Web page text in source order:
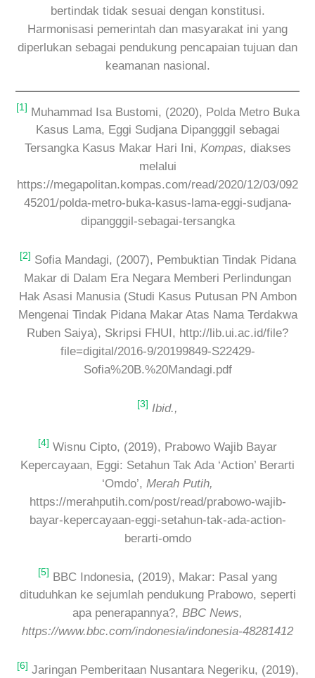
bertindak tidak sesuai dengan konstitusi.
Harmonisasi pemerintah dan masyarakat ini yang
diperlukan sebagai pendukung pencapaian tujuan dan
keamanan nasional.
[1] Muhammad Isa Bustomi, (2020), Polda Metro Buka
Kasus Lama, Eggi Sudjana Dipangggil sebagai
Tersangka Kasus Makar Hari Ini, Kompas, diakses
melalui
https://megapolitan.kompas.com/read/2020/12/03/092
45201/polda-metro-buka-kasus-lama-eggi-sudjana-
dipangggil-sebagai-tersangka
[2] Sofia Mandagi, (2007), Pembuktian Tindak Pidana
Makar di Dalam Era Negara Memberi Perlindungan
Hak Asasi Manusia (Studi Kasus Putusan PN Ambon
Mengenai Tindak Pidana Makar Atas Nama Terdakwa
Ruben Saiya), Skripsi FHUI, http://lib.ui.ac.id/file?
file=digital/2016-9/20199849-S22429-
Sofia%20B.%20Mandagi.pdf
[3] Ibid.,
[4] Wisnu Cipto, (2019), Prabowo Wajib Bayar
Kepercayaan, Eggi: Setahun Tak Ada ‘Action’ Berarti
‘Omdo’, Merah Putih,
https://merahputih.com/post/read/prabowo-wajib-
bayar-kepercayaan-eggi-setahun-tak-ada-action-
berarti-omdo
[5] BBC Indonesia, (2019), Makar: Pasal yang
dituduhkan ke sejumlah pendukung Prabowo, seperti
apa penerapannya?, BBC News,
https://www.bbc.com/indonesia/indonesia-48281412
[6] Jaringan Pemberitaan Nusantara Negeriku, (2019),